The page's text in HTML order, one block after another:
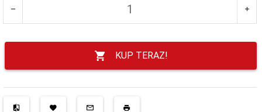
KUP TERAZ!